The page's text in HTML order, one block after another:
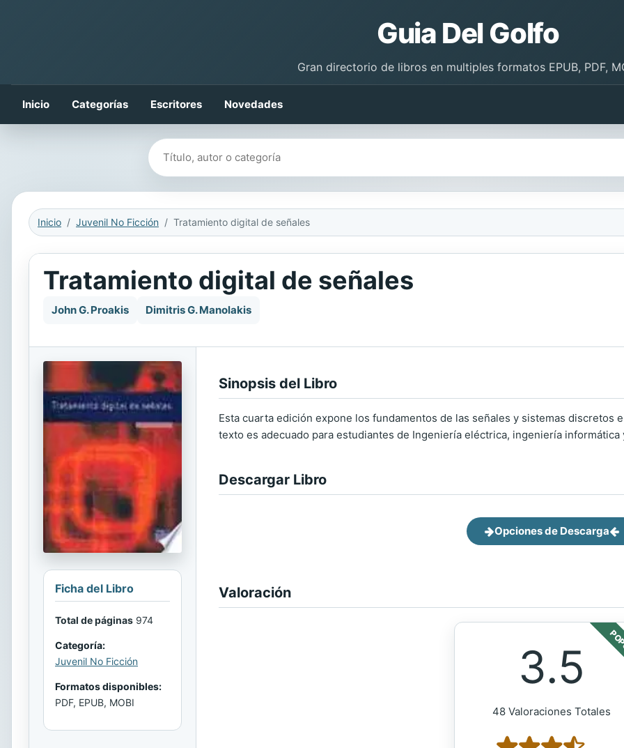
Guia Del Golfo
Gran directorio de libros en multiples formatos EPUB, PDF,
Inicio Categorías Escritores Novedades
Buscar libros
Inicio Juvenil No Ficción Tratamiento digital de señales
Tratamiento digital de señales
John G. Proakis Dimitris G. Manolakis
Ficha del Libro
Total de páginas 974
Categoría:
Juvenil No Ficción
Formatos disponibles:
PDF, EPUB, MOBI
Sinopsis del Libro
Esta cuarta edición expone los fundamentos de las señales y sistemas discretos
texto es adecuado para estudiantes de Ingeniería eléctrica, ingeniería informática
Descargar Libro
Opciones de Descarga
Valoración
3.5
48 Valoraciones Totales